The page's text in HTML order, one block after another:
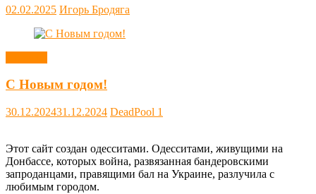
02.02.2025 Игорь Бродяга
С Новым годом!
30.12.202431.12.2024 DeadPool 1
Этот сайт создан одесситами. Одесситами, живущими на
Донбассе, которых война, развязанная бандеровскими
запроданцами, правящими бал на Украине, разлучила с
любимым городом.